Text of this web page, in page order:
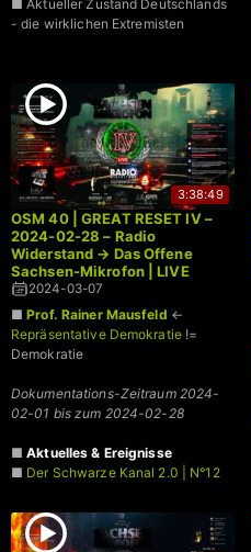
■ Aktueller Zustand Deutschlands
- die wirklichen Extremisten
3:38:49
OSM 40 | GREAT RESET IV –
2024-02-28 – Radio
Widerstand → Das Offene
Sachsen-Mikrofon | LIVE
2024-03-07
■Prof. Rainer Mausfeld ←
Repräsentative Demokratie!=
Demokratie
Dokumentations-Zeitraum 2024-
02-01 bis zum 2024-02-28
■Aktuelles & Ereignisse
■ Der Schwarze Kanal 2.0 | N°12